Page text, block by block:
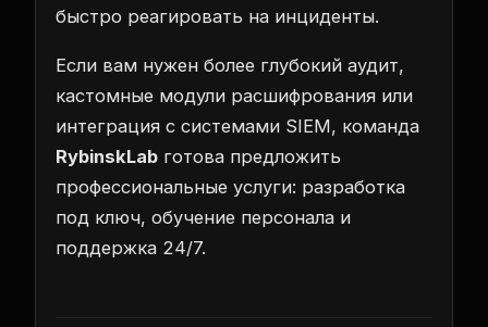
быстро реагировать на инциденты.
Если вам нужен более глубокий аудит,
кастомные модули расшифрования или
интеграция с системами SIEM, команда
RybinskLab готова предложить
профессиональные услуги: разработка
под ключ, обучение персонала и
поддержка 24/7.